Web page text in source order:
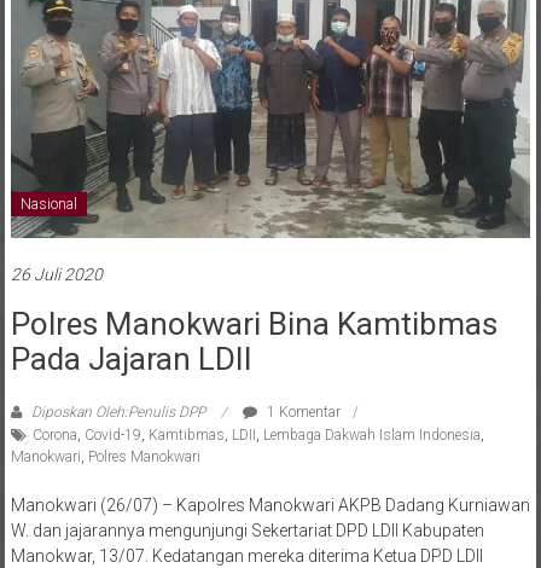
Nasional
Pada Jajaran LDII
Corona,Covid-19,Kamtibmas, LDII, Lembaga Dakwah Islam Indonesia
Manokwari ,Polres Manokwari
W. dan jajarannya mengunjungi Sekertariat DPD LDII Kabupaten
Manokwar, 13/07. Kedatangan mereka diterima Ketua DPD LDII
Kabupaten Manokwari